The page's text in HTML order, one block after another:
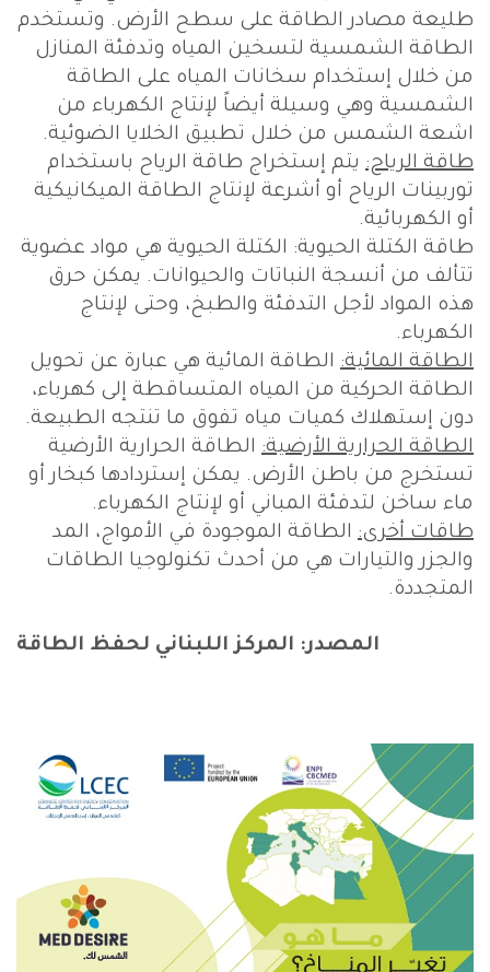
طليعة مصادر الطاقة على سطح الأرض. وتستخدم
الطاقة الشمسية لتسخين المياه وتدفئة المنازل
من خلال إستخدام سخانات المياه على الطاقة
الشمسية وهي وسيلة أيضاً لإنتاج الكهرباء من
اشعة الشمس من خلال تطبيق الخلايا الضوئية.
طاقة الرياح: يتم إستخراج طاقة الرياح باستخدام
توربينات الرياح أو أشرعة لإنتاج الطاقة الميكانيكية
أو الكهربائية.
طاقة الكتلة الحيوية: الكتلة الحيوية هي مواد عضوية
تتألف من أنسجة النباتات والحيوانات. يمكن حرق
هذه المواد لأجل التدفئة والطبخ، وحتى لإنتاج
الكهرباء.
الطاقة المائية: الطاقة المائية هي عبارة عن تحويل
الطاقة الحركية من المياه المتساقطة إلى كهرباء،
دون إستهلاك كميات مياه تفوق ما تنتجه الطبيعة.
الطاقة الحرارية الأرضية: الطاقة الحرارية الأرضية
تستخرج من باطن الأرض. يمكن إستردادها كبخار أو
ماء ساخن لتدفئة المباني أو لإنتاج الكهرباء.
طاقات أخرى: الطاقة الموجودة في الأمواج، المد
والجزر والتيارات هي من أحدث تكنولوجيا الطاقات
المتجددة.
المصدر: المركز اللبناني لحفظ الطاقة